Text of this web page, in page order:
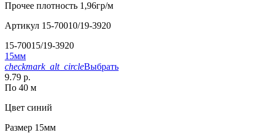
Прочее плотность 1,96гр/м
Артикул 15-70010/19-3920
15-70015/19-3920
15мм
checkmark_alt_circleВыбрать
9.79 р.
По 40 м
Цвет синий
Размер 15мм